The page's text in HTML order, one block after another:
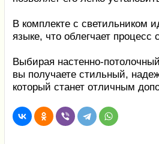
В комплекте с светильником
языке, что облегчает процесс
Выбирая настенно-
вы получаете стильный,
который станет отличным